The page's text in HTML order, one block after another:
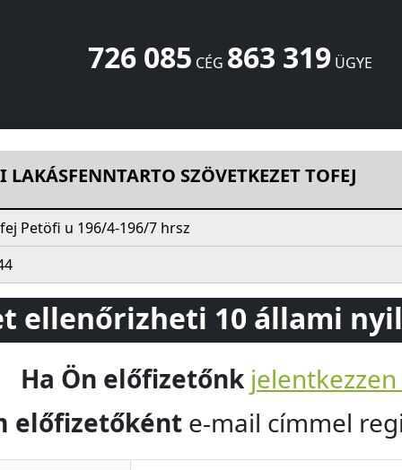
726 085 CÉG 863 319ÜGYE
LAKÁSFENNTARTO SZÖVETKEZET TOFEJ
Petöfi u 196/4-196/7 hrsz
ellenőrizheti 10 állami
Ha Ön előfizetőnk
előfizetőként e-mail címmel